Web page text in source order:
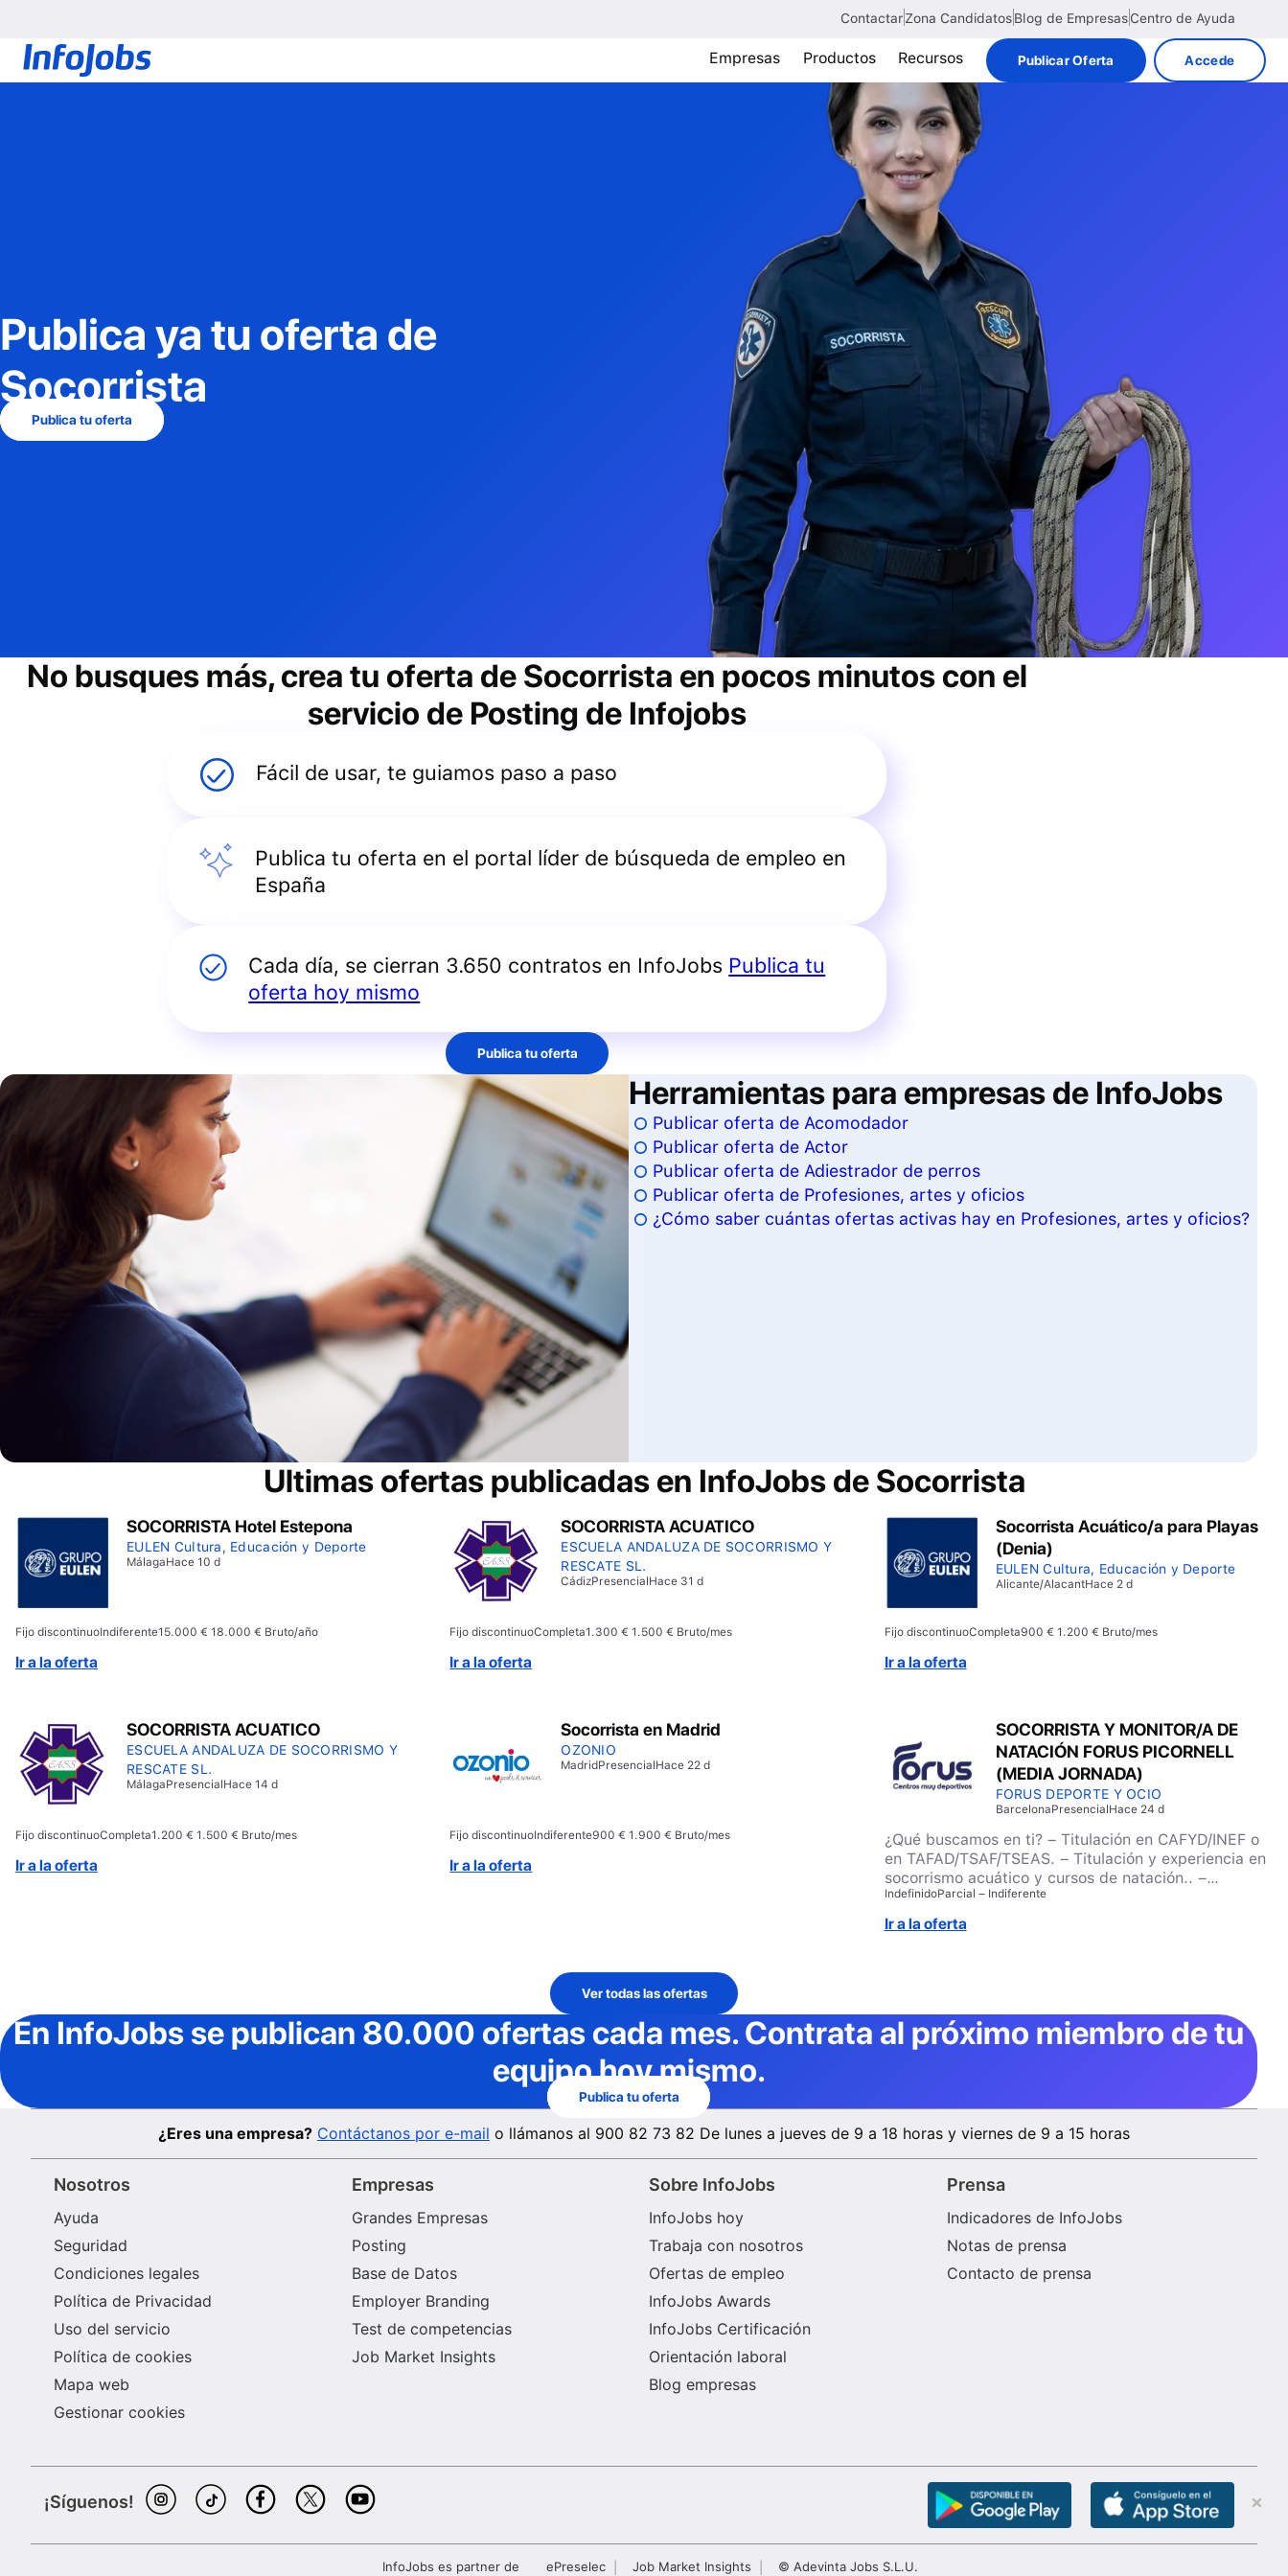
ContactarZona CandidatosBlog de EmpresasCentro de Ayuda
Empresas Productos Recursos Publicar Oferta Accede
Publica ya tu oferta de
Socorrista
Publica tu oferta
No busques más, crea tu oferta de Socorrista en pocos minutos con el
servicio de Posting de Infojobs
Fácil de usar, te guiamos paso a paso
Publica tu oferta en el portal líder de búsqueda de empleo en
España
Cada día, se cierran 3.650 contratos en InfoJobs Publica tu
oferta hoy mismo
Publica tu oferta
Herramientas para empresas de InfoJobs
Publicar oferta de Acomodador
Publicar oferta de Actor
Publicar oferta de Adiestrador de perros
Publicar oferta de Profesiones, artes y oficios
¿Cómo saber cuántas ofertas activas hay en Profesiones, artes y oficios?
Ultimas ofertas publicadas en InfoJobs de Socorrista
SOCORRISTA Hotel Estepona
EULEN Cultura, Educación y Deporte
MálagaHace 10 d
Fijo discontinuoIndiferente15.000 € 18.000 € Bruto/año
Ir a la oferta
SOCORRISTA ACUATICO
ESCUELA ANDALUZA DE SOCORRISMO Y
RESCATE SL.
CádizPresencialHace 31 d
Fijo discontinuoCompleta1.300 € 1.500 € Bruto/mes
Ir a la oferta
Socorrista Acuático/a para Playas
(Denia)
EULEN Cultura, Educación y Deporte
Alicante/AlacantHace 2 d
Fijo discontinuoCompleta900 € 1.200 € Bruto/mes
Ir a la oferta
SOCORRISTA ACUATICO
ESCUELA ANDALUZA DE SOCORRISMO Y
RESCATE SL.
MálagaPresencialHace 14 d
Fijo discontinuoCompleta1.200 € 1.500 € Bruto/mes
Ir a la oferta
Socorrista en Madrid
OZONIO
MadridPresencialHace 22 d
Fijo discontinuoIndiferente900 € 1.900 € Bruto/mes
Ir a la oferta
SOCORRISTA Y MONITOR/A DE
NATACIÓN FORUS PICORNELL
(MEDIA JORNADA)
FORUS DEPORTE Y OCIO
BarcelonaPresencialHace 24 d
¿Qué buscamos en ti? – Titulación en CAFYD/INEF o
en TAFAD/TSAF/TSEAS. – Titulación y experiencia en
socorrismo acuático y cursos de natación.. –
Imprescindible estar registrado/a en el ROPEC. –
Disponibilidad en fin de semana. – Buena capacidad
de comunicación, resolución de conflictos,
IndefinidoParcial – Indiferente
Ir a la oferta
Ver todas las ofertas
En InfoJobs se publican 80.000 ofertas cada mes. Contrata al próximo miembro de tu
equipo hoy mismo.
Publica tu oferta
¿Eres una empresa? Contáctanos por e-mail o llámanos al 900 82 73 82 De lunes a jueves de 9 a 18 horas y viernes de 9 a 15 horas
Nosotros
Ayuda
Seguridad
Condiciones legales
Política de Privacidad
Uso del servicio
Política de cookies
Mapa web
Gestionar cookies
Empresas
Grandes Empresas
Posting
Base de Datos
Employer Branding
Test de competencias
Job Market Insights
Sobre InfoJobs
InfoJobs hoy
Trabaja con nosotros
Ofertas de empleo
InfoJobs Awards
InfoJobs Certificación
Orientación laboral
Blog empresas
Prensa
Indicadores de InfoJobs
Notas de prensa
Contacto de prensa
¡Síguenos!
InfoJobs es partner de ePreselec Job Market Insights © Adevinta Jobs S.L.U.